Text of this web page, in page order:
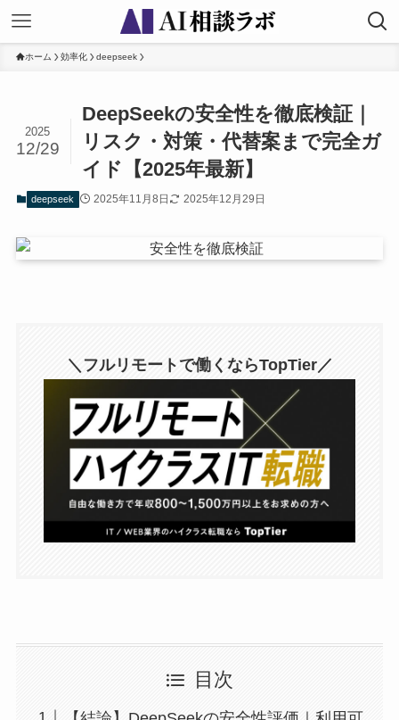
ホーム 効率化 deepseek
DeepSeekの安全性を徹底検証｜
リスク・対策・代替案まで完全ガ
イド【2025年最新】
2025
12/29
deepseek 2025年11月8日 2025年12月29日
＼フルリモートで働くならTopTier／
目次